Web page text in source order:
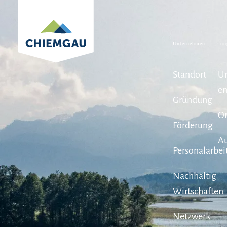
Unternehmen
Standort
Gründung
Förderung
Nachhaltig
Wirtschaften
Netzwerk